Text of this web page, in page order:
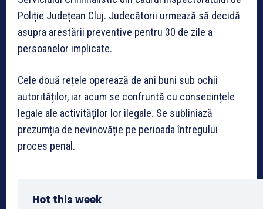
Poliție Județean Cluj. Judecătorii urmează să decidă
asupra arestării preventive pentru 30 de zile a
persoanelor implicate.
Cele două rețele operează de ani buni sub ochii
autorităților, iar acum se confruntă cu consecințele
legale ale activităților lor ilegale. Se subliniază
prezumția de nevinovăție pe perioada întregului
proces penal.
Hot this week